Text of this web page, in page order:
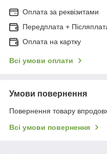
Оплата за реквізитами
Передплата +
Оплата на картку
Всі умови оплати
Умови повернення
Повернення товару
Всі умови повернення